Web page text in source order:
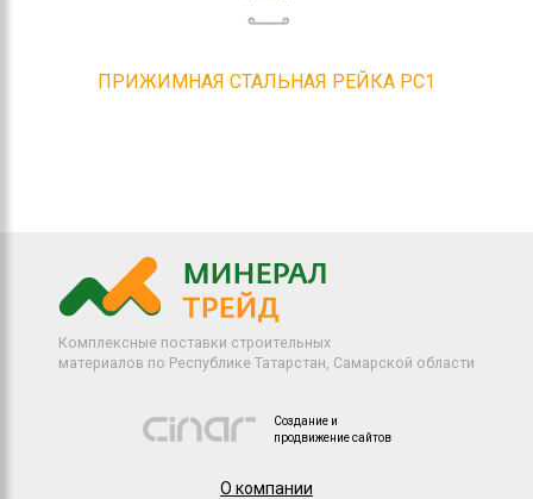
ПРИЖИМНАЯ СТАЛЬНАЯ РЕЙКА PC1
Комплексные поставки строительных
материалов по Республике Татарстан, Самарской области
Создание и
продвижение сайтов
О компании